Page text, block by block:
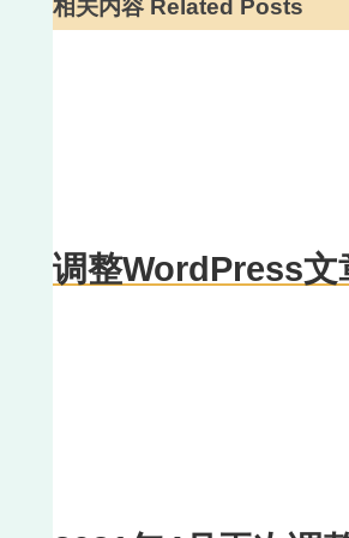
相关内容 Related Posts
调整WordPress文